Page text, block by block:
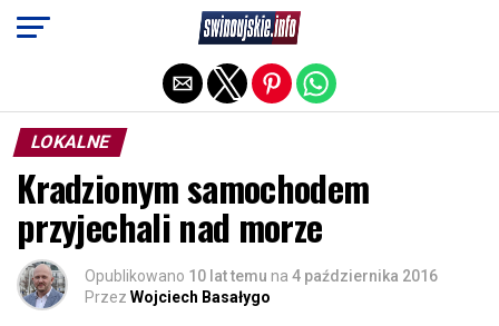
LOKALNE
Kradzionym samochodem
przyjechali nad morze
Opublikowano 10 lat temu na 4 października 2016
Przez Wojciech Basałygo
Exit mobile version